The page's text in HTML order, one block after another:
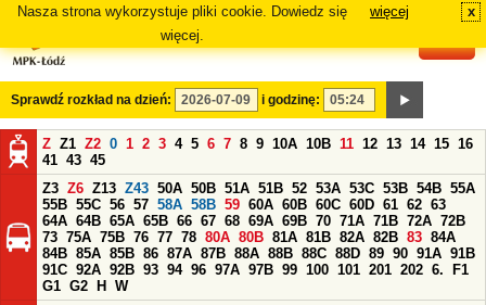
Nasza strona wykorzystuje pliki cookie. Dowiedz się
więcej.
więcej x
Sprawdź rozkład na dzień: i godzinę:
Z Z1 Z2 0 1 2 3 4 5 6 7 8 9 10A 10B 11 12 13 14 15 16
41 43 45
Z3 Z6 Z13 Z43 50A 50B 51A 51B 52 53A 53C 53B 54B 55A
55B 55C 56 57 58A 58B 59 60A 60B 60C 60D 61 62 63
64A 64B 65A 65B 66 67 68 69A 69B 70 71A 71B 72A 72B
73 75A 75B 76 77 78 80A 80B 81A 81B 82A 82B 83 84A
84B 85A 85B 86 87A 87B 88A 88B 88C 88D 89 90 91A 91B
91C 92A 92B 93 94 96 97A 97B 99 100 101 201 202 6.
F1
G1 G2 H
W